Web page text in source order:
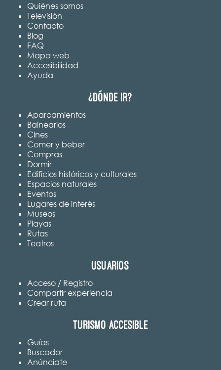
Quiénes somos
Televisión
Contacto
Blog
FAQ
Mapa web
Accesibilidad
Ayuda
¿Dónde ir?
Aparcamientos
Balnearios
Cines
Comer y beber
Compras
Dormir
Edificios históricos y culturales
Espacios naturales
Eventos
Lugares de interés
Museos
Playas
Rutas
Teatros
Usuarios
Acceso / Registro
Compartir experiencia
Crear ruta
Turismo accesible
Guías
Buscador
Anúnciate